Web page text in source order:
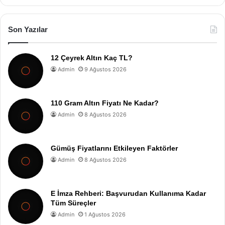
Son Yazılar
12 Çeyrek Altın Kaç TL?
Admin 9 Ağustos 2026
110 Gram Altın Fiyatı Ne Kadar?
Admin 8 Ağustos 2026
Gümüş Fiyatlarını Etkileyen Faktörler
Admin 8 Ağustos 2026
E İmza Rehberi: Başvurudan Kullanıma Kadar
Tüm Süreçler
Admin 1 Ağustos 2026